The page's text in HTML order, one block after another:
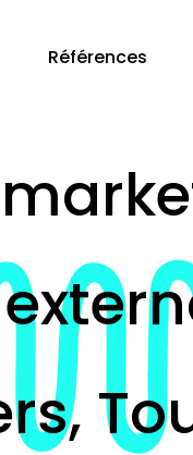
Références